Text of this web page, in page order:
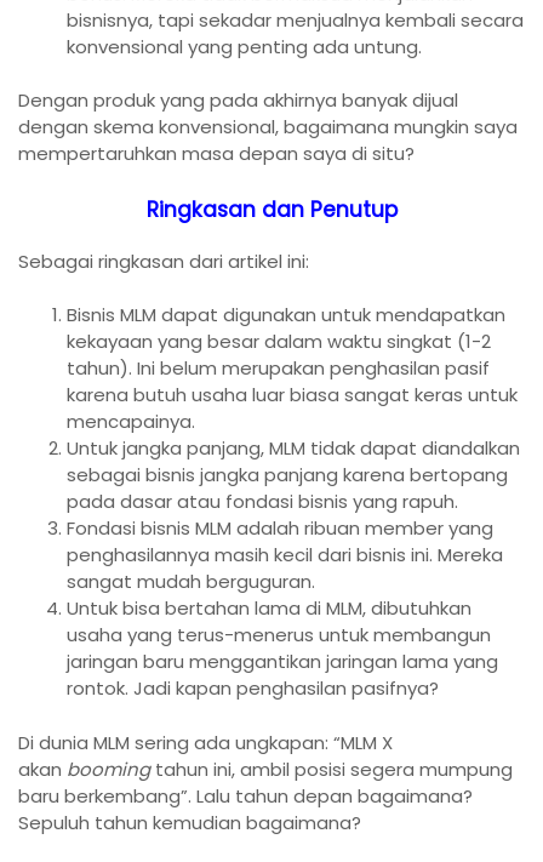
bisnisnya, tapi sekadar menjualnya kembali secara
konvensional yang penting ada untung.
Dengan produk yang pada akhirnya banyak dijual
dengan skema konvensional, bagaimana mungkin saya
mempertaruhkan masa depan saya di situ?
Ringkasan dan Penutup
Sebagai ringkasan dari artikel ini:
Bisnis MLM dapat digunakan untuk mendapatkan
kekayaan yang besar dalam waktu singkat (1-2
tahun). Ini belum merupakan penghasilan pasif
karena butuh usaha luar biasa sangat keras untuk
mencapainya.
Untuk jangka panjang, MLM tidak dapat diandalkan
sebagai bisnis jangka panjang karena bertopang
pada dasar atau fondasi bisnis yang rapuh.
Fondasi bisnis MLM adalah ribuan member yang
penghasilannya masih kecil dari bisnis ini. Mereka
sangat mudah berguguran.
Untuk bisa bertahan lama di MLM, dibutuhkan
usaha yang terus-menerus untuk membangun
jaringan baru menggantikan jaringan lama yang
rontok. Jadi kapan penghasilan pasifnya?
Di dunia MLM sering ada ungkapan: “MLM X
akan boomingtahun ini, ambil posisi segera mumpung
baru berkembang”. Lalu tahun depan bagaimana?
Sepuluh tahun kemudian bagaimana?